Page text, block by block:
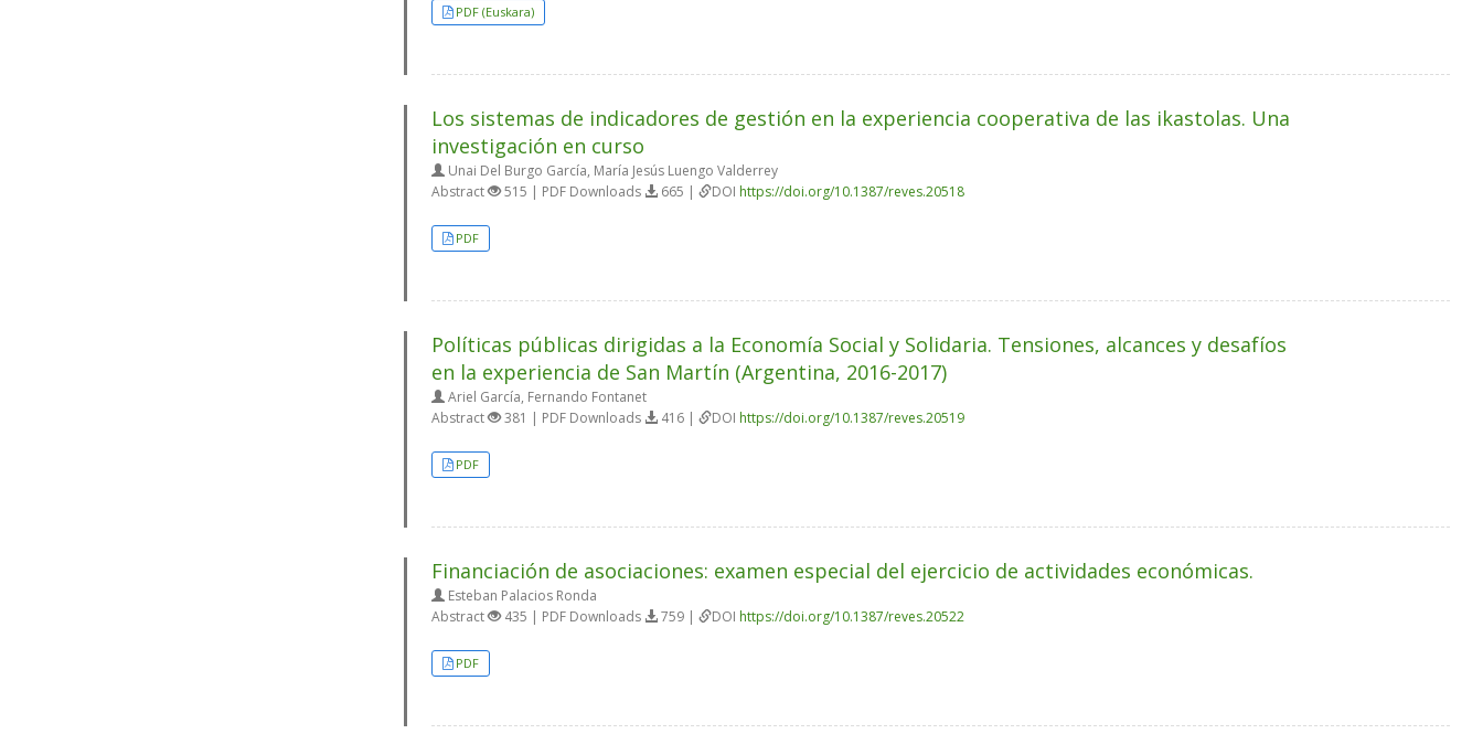
PDF (Euskara)
Los sistemas de indicadores de gestión en la experiencia cooperativa de las ikastolas. Una
investigación en curso
Unai Del Burgo García, María Jesús Luengo Valderrey
Abstract
515 | PDF Downloads 665 | DOI https://doi.org/10.1387/reves.20518
PDF
Políticas públicas dirigidas a la Economía Social y Solidaria. Tensiones, alcances y desafíos
en la experiencia de San Martín (Argentina, 2016-2017)
Ariel García, Fernando Fontanet
Abstract
381 | PDF Downloads 416 | DOI https://doi.org/10.1387/reves.20519
PDF
Financiación de asociaciones: examen especial del ejercicio de actividades económicas.
Esteban Palacios Ronda
Abstract
435 | PDF Downloads 759 | DOI https://doi.org/10.1387/reves.20522
PDF